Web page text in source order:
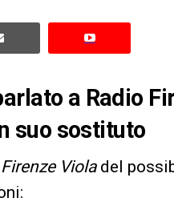
a Radio
suo sostituto
Violadel